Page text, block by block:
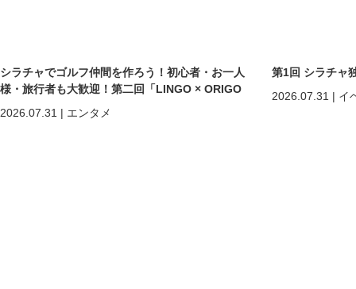
シラチャでゴルフ仲間を作ろう！初心者・お一人
様・旅行者も大歓迎！第二回「LINGO × ORIGO
ゴルフコンペ」開催
2026.07.31 | エンタメ
第1回 シラチャ
2026.07.31 | イ